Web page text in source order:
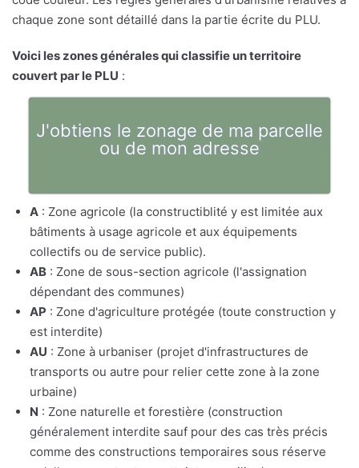
chaque zone sont détaillé dans la partie écrite du PLU.
Voici les zones générales qui classifie un territoire
couvert par le PLU :
J'obtiens le zonage de ma parcelle
ou de mon adresse
A : Zone agricole (la constructiblité y est limitée aux
bâtiments à usage agricole et aux équipements
collectifs ou de service public).
AB : Zone de sous-section agricole (l'assignation
dépendant des communes)
AP : Zone d'agriculture protégée (toute construction y
est interdite)
AU : Zone à urbaniser (projet d'infrastructures de
transports ou autre pour relier cette zone à la zone
urbaine)
N : Zone naturelle et forestière (construction
généralement interdite sauf pour des cas très précis
comme des constructions temporaires sous réserve